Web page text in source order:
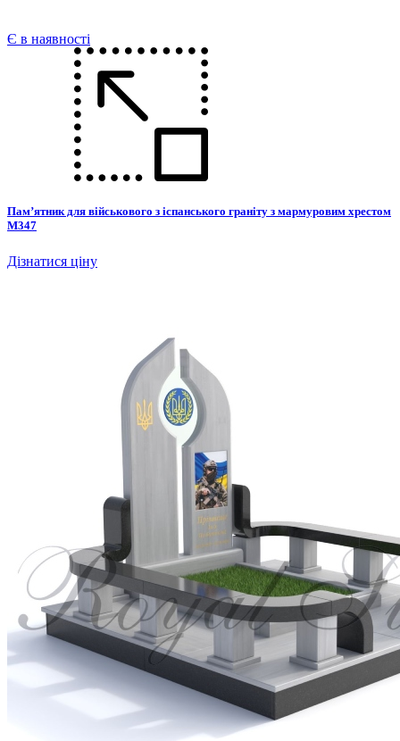
Є в наявності
Пам’ятник для військового з іспанського граніту з мармуровим хрестом
М347
Дізнатися ціну